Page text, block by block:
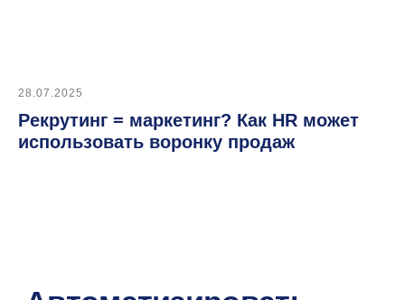
28.07.2025
Рекрутинг = маркетинг? Как HR может
использовать воронку продаж